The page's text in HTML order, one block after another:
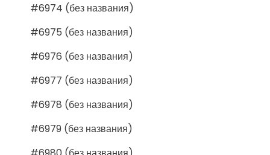
#6974 (без названия)
#6975 (без названия)
#6976 (без названия)
#6977 (без названия)
#6978 (без названия)
#6979 (без названия)